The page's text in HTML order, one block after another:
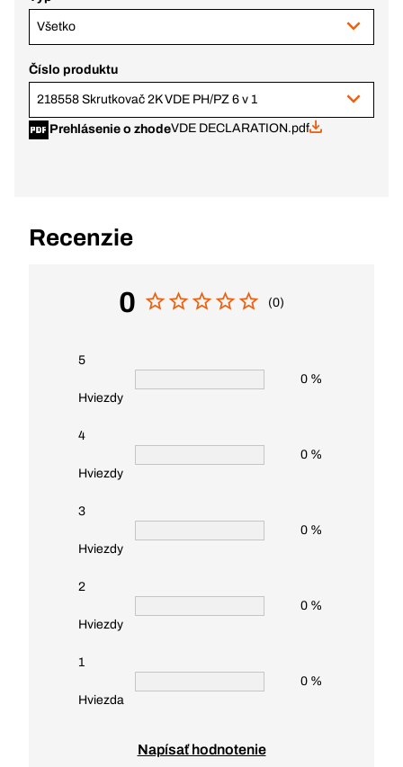
Všetko
Číslo produktu
218558 Skrutkovač 2K VDE PH/PZ 6 v 1
Prehlásenie o zhodeVDE DECLARATION.pdf
Recenzie
0 (0)
5
Hviezdy
0 %
4
Hviezdy
0 %
3
Hviezdy
0 %
2
Hviezdy
0 %
1
Hviezda
0 %
Napísať hodnotenie